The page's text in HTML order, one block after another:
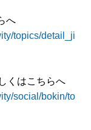
へ
topics/detail_ji
くはこちらへ
social/bokin/to